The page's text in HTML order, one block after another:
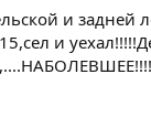
и
и